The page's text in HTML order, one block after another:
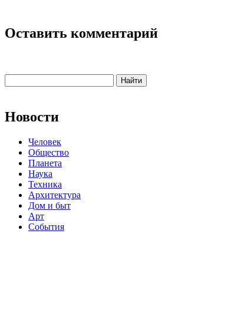
Оставить комментарий
Новости
Человек
Общество
Планета
Наука
Техника
Архитектура
Дом и быт
Арт
События